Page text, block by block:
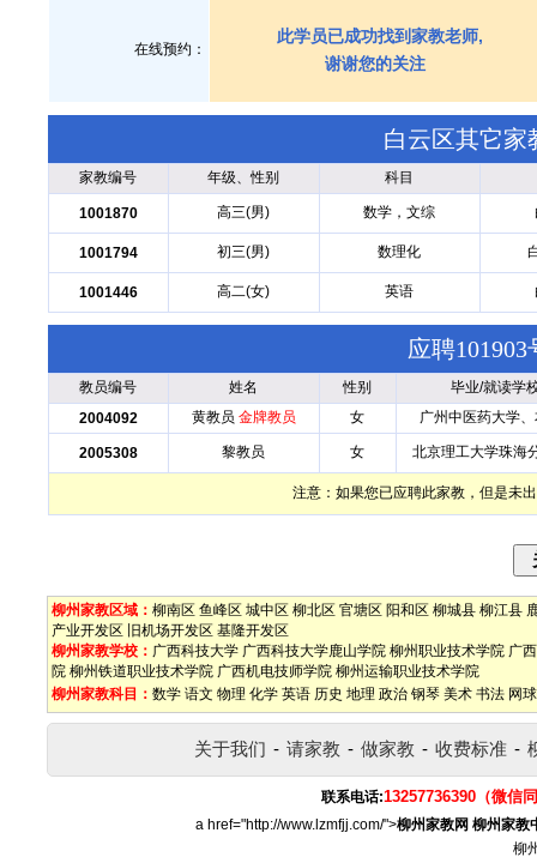
在线预约：
此学员已成功找到家教老师,
谢谢您的关注
白云区其它家
家教编号 年级、性别 科目
1001870 高三(男) 数学，文综
1001794 初三(男) 数理化
1001446 高二(女) 英语
应聘
教员编号 姓名 性别
毕业/就读学
2004092
黄教员 金牌教员 女 广州中医药大学
2005308 黎教员 女 北京理工大学珠海
注意：如果您已应聘此家教，但是未
柳州家教区域： 柳南区 鱼峰区 城中区 柳北区 官塘区 阳和区 柳城县 柳江县
产业开发区
旧机场开发区 基隆开发区
柳州家教学校： 广西科技大学 广西科技大学鹿山学院 柳州职业技术学院 广
院 柳州铁道职业技术学院 广西机电技师学院 柳州运输职业技术学院
柳州家教科目： 数学 语文 物理 化学 英语 历史 地理 政治 钢琴 美术 书法 网球
关于我们 - 请家教 - 做家教 - 收费标准 -
联系电话:13257736390（微信
a href="http://www.lzmfjj.com/">柳州家教网 柳州家教
柳